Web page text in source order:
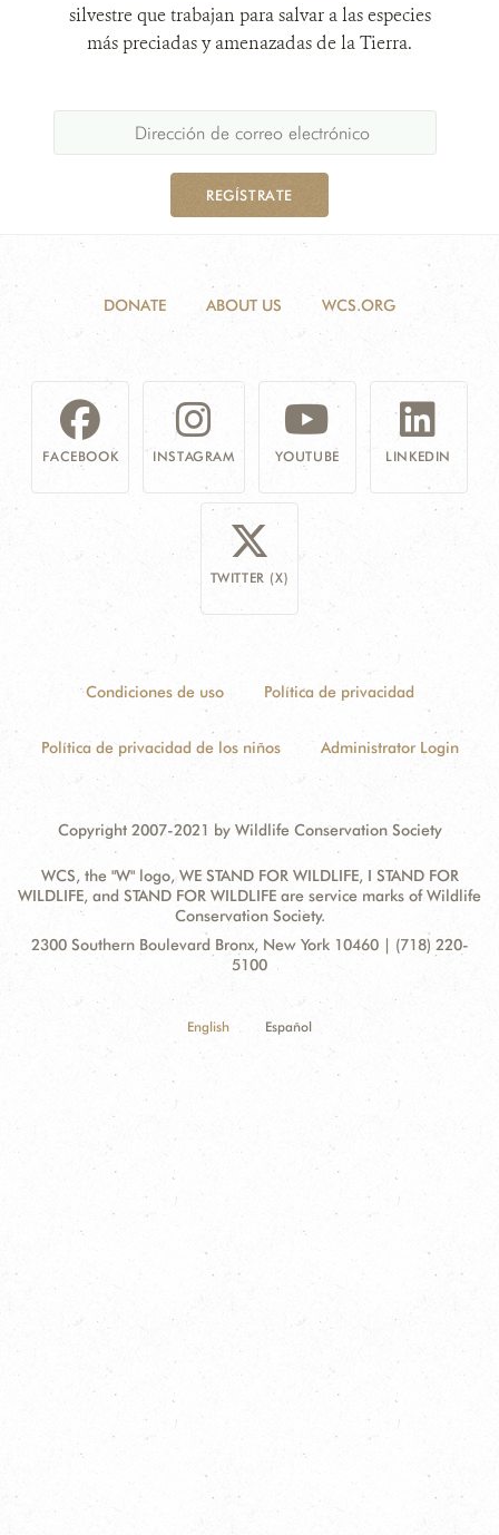
silvestre que trabajan para salvar a las especies
más preciadas y amenazadas de la Tierra.
REGÍSTRATE
DONATE ABOUT US WCS.ORG
FACEBOOK INSTAGRAM YOUTUBE LINKEDIN
TWITTER (X)
Condiciones de uso Política de privacidad
Política de privacidad de los niños Administrator Login
Copyright 2007-2021 by Wildlife Conservation Society
WCS, the "W" logo, WE STAND FOR WILDLIFE, I STAND FOR
WILDLIFE, and STAND FOR WILDLIFE are service marks of Wildlife
Conservation Society.
Contact
Address:
2300 Southern Boulevard Bronx, New York 10460 | (718) 220-
5100
English Español